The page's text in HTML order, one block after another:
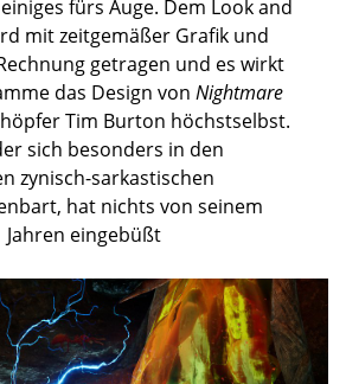
www.playstation.com/en-
games/medievil-ps4/